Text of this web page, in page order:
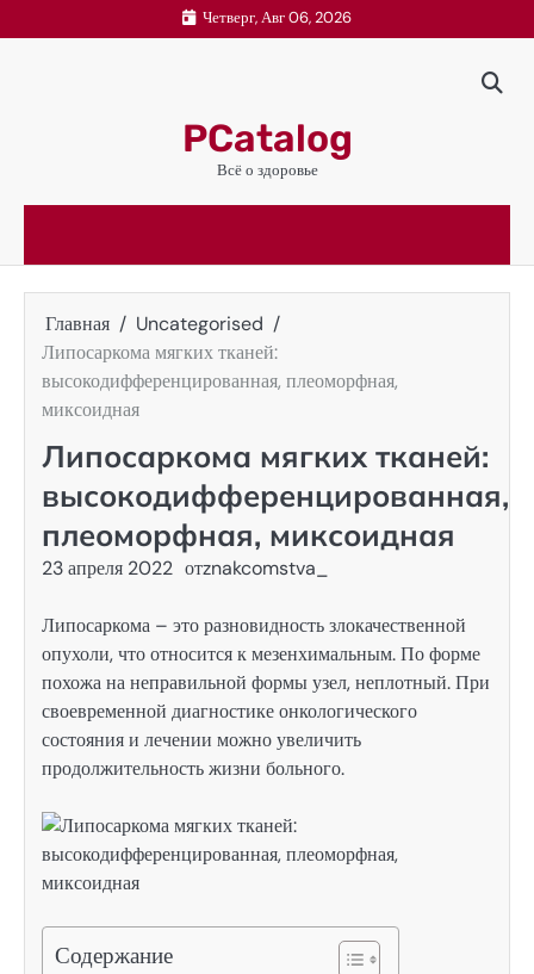
к
Четверг, Авг 06, 2026
PCatalog
Всё о здоровье
Главная
Uncategorised
Липосаркома мягких тканей:
высокодифференцированная, плеоморфная,
миксоидная
Липосаркома мягких тканей:
высокодифференцированная,
плеоморфная, миксоидная
23 апреля 2022 отznakcomstva_
Липосаркома – это разновидность злокачественной
опухоли, что относится к мезенхимальным. По форме
похожа на неправильной формы узел, неплотный. При
своевременной диагностике онкологического
состояния и лечении можно увеличить
продолжительность жизни больного.
Содержание